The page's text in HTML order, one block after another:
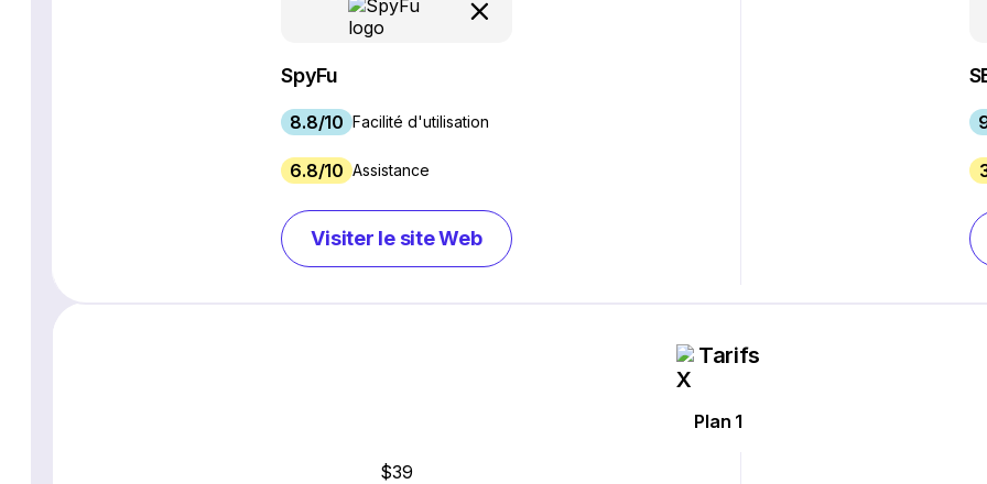
SpyFu
8.8/10 Facilité d'utilisation
6.8/10 Assistance
Visiter le site Web
Tarifs
Plan 1
$39